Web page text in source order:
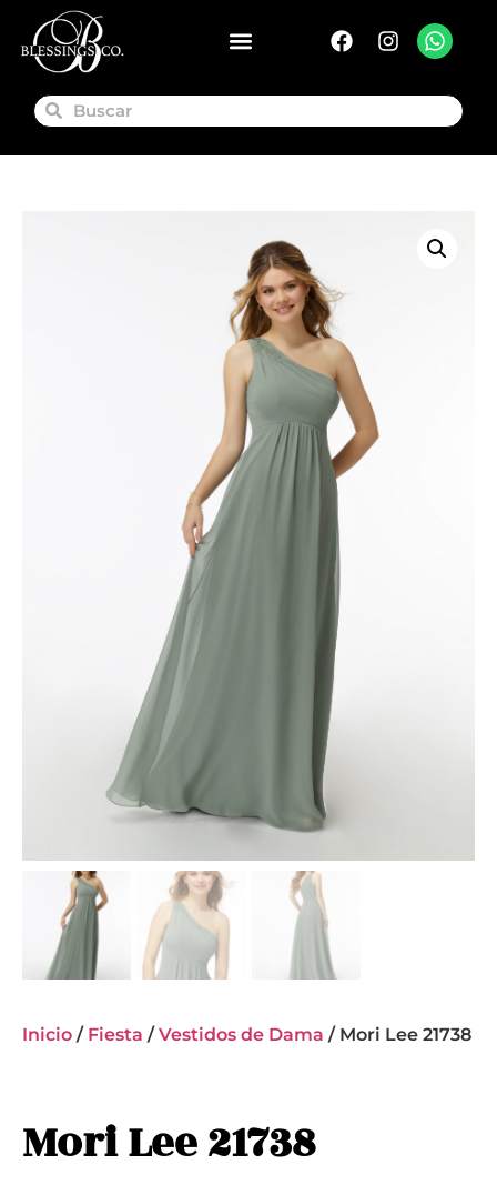
Inicio / Fiesta /Vestidos de Dama / Mori Lee 21738
Mori Lee 21738